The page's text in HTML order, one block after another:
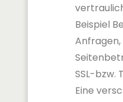
Beispiel
Anfragen,
SSL-bzw.
Eine